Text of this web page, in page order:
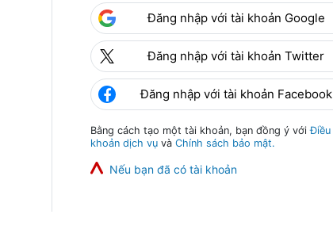
Đăng nhập với tài khoản Google
Đăng nhập với tài khoản Twitter
Đăng nhập với tài khoản Facebook
Bằng cách tạo một tài khoản, bạn đồng ý vớiĐiều
khoản dịch vụ và Chính sách bảo mật.
Nếu bạn đã có tài khoản